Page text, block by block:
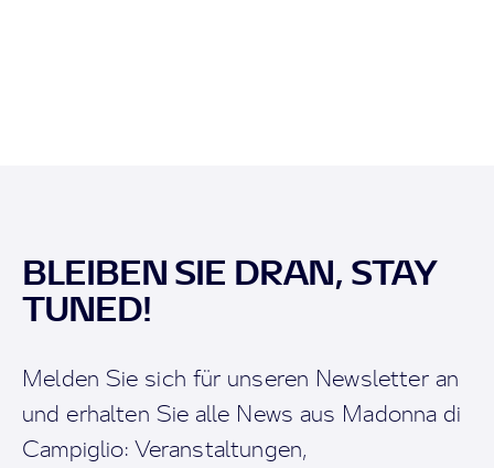
BLEIBEN SIE DRAN, STAY
TUNED!
Melden Sie sich für unseren Newsletter an
und erhalten Sie alle News aus Madonna di
Campiglio: Veranstaltungen,